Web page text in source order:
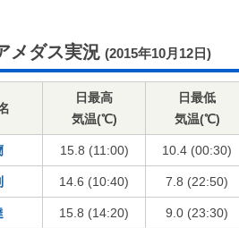
メダス実況 (2015年10月12日)
日最高
気温(℃)
日最低
気温(℃)
15.8 (11:00) 10.4 (00:30)
14.6 (10:40) 7.8 (22:50)
15.8 (14:20) 9.0 (23:30)